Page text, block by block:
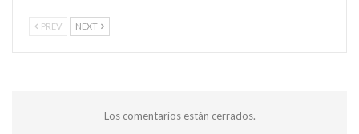
PREV NEXT
Los comentarios están cerrados.